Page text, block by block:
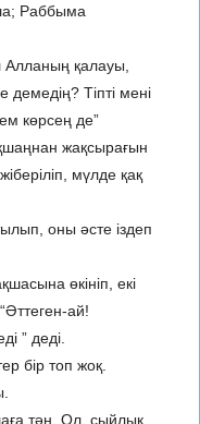
Раббыма
Алланың қалауы,
демедің? Тіпті мені
көрсең де”
жақсырағын
мүлде қақ
оны әсте іздеп
өкініп, екі
ай!
” деді.
бір топ жоқ.
тән. Ол, сыйлық